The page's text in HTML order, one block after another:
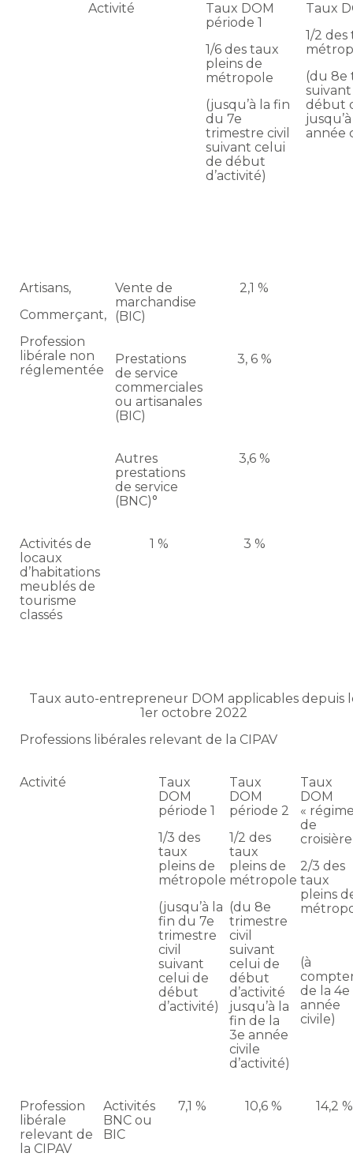
Activité
Taux DOM
période 1
1/6 des taux
pleins de
métropole
(jusqu’à la fin
du 7e
trimestre civil
suivant celui
de début
d’activité)
Taux
1/2
(du 8e
début
année
Artisans,
Commerçant,
Profession
libérale non
réglementée
Vente de
marchandise
(BIC)
2,1 %
Prestations
de service
commerciales
ou artisanales
(BIC)
3, 6 %
Autres
prestations
de service
(BNC)°
3,6 %
Activités de
locaux
d’habitations
meublés de
tourisme
classés
1 % 3 %
Taux auto-entrepreneur DOM applicables depuis
1er octobre 2022
Professions libérales relevant de la CIPAV
Activité
Taux
DOM
période 1
1/3 des
taux
pleins de
métropole
(jusqu’à la
fin du 7e
trimestre
civil
suivant
celui de
début
d’activité)
Taux
DOM
période 2
1/2 des
taux
pleins de
métropole
(du 8e
trimestre
civil
suivant
celui de
début
d’activité
jusqu’à la
fin de la
3e année
civile
d’activité)
Taux
DOM
«
de
2/3 des
taux
pleins
(à
de la 4e
année
civile)
Profession
libérale
relevant de
la CIPAV
Activités
BNC ou
BIC
7,1 % 10,6 % 14,2 %